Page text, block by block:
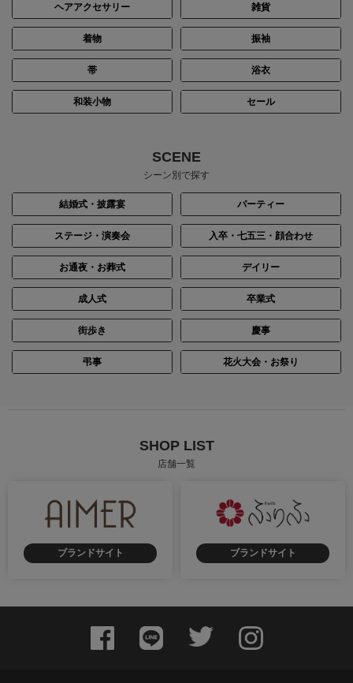
身長：169cm 身長：145cm
身長：155cm 身長：161cm
ヘアアクセサリー 雑貨
着物 振袖
帯 浴衣
和装小物 セール
SCENE
シーン別で探す
結婚式・披露宴 パーティー
ステージ・演奏会 入卒・七五三・顔合わせ
お通夜・お葬式 デイリー
成人式 卒業式
街歩き 慶事
弔事 花火大会・お祭り
SHOP LIST
店舗一覧
ブランドサイト ブランドサイト